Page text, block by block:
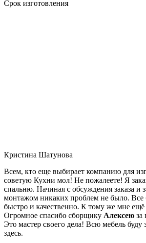
Срок изготовления
Кристина Шатунова
Всем, кто еще выбирает компанию для
советую Кухни мол! Не пожалеете! Я
спальню. Начиная с обсуждения заказа и
монтажом никаких проблем не было. Все
быстро и качественно. К тому же мне ещё
Огромное спасибо сборщику Алексею за
Это мастер своего дела! Всю мебель буду
здесь.